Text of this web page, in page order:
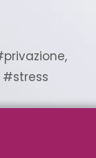
,
#stress